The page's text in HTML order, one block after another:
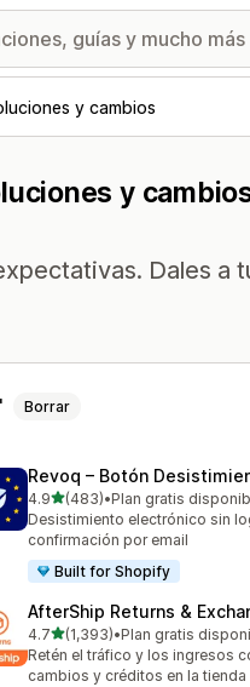
y cambios
y
Dales a
Borrar
Revoq – Botón
4.9de 5 estrellas
(483)
483 reseñas en total
•Plan gratis
Desistimiento electrónico sin
confirmación por email
Built for Shopify
AfterShip Returns &
4.7de 5 estrellas
(1,393)
1393 reseñas en total
•Plan gratis
Retén el tráfico y los ingresos
cambios y créditos en la tienda